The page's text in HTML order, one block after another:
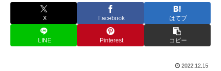
X Facebook はてブ
LINE Pinterest コピー
2022.12.15